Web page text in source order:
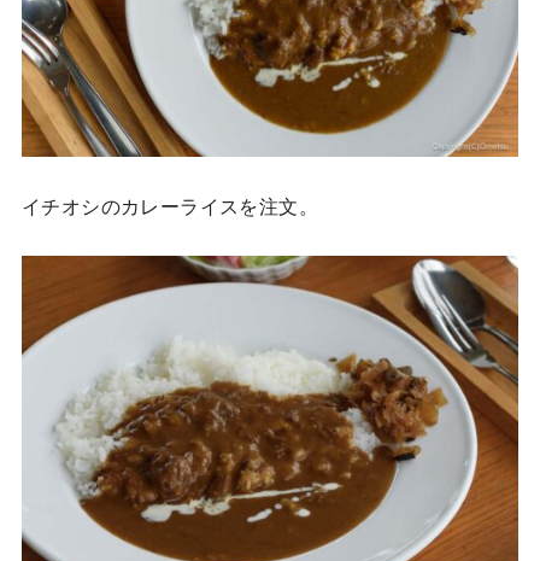
イチオシのカレーライスを注文。